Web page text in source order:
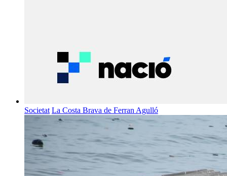
Societat La Costa Brava de Ferran Agulló